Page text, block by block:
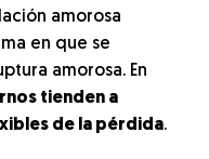
amorosa
en que se
amorosa. En
tienden a
de la pérdida.